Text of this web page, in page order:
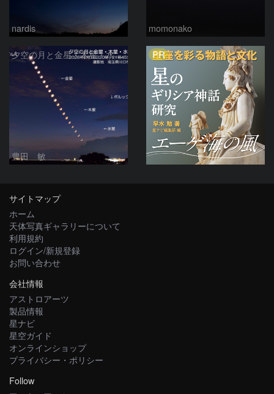
nardis momonako
夕空の月と金星・木星・水星の接近 2026/6/18
豊田 敏
PR
サイトマップ
ホーム
天体写真ギャラリーについて
利用規約
ログイン/新規登録
お問い合わせ
会社情報
アストロアーツ
製品情報
星ナビ
星空ガイド
オンラインショップ
プライバシー・ポリシー
Follow